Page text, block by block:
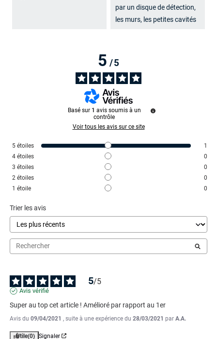
par un disque de détection,
les murs, les petites cavités
5/5
Basé sur 1 avis soumis à un
contrôle
Voir tous les avis sur ce site
5 étoiles
1
4 étoiles
0
3 étoiles
0
2 étoiles
0
1 étoile 0
Trier les avis
5/5
Avis vérifié
Super au top cet article ! Amélioré par rapport au 1er
Avis du 09/04/2021 , suite à une expérience du 28/03/2021 par A.A.
Utile(0) Signaler